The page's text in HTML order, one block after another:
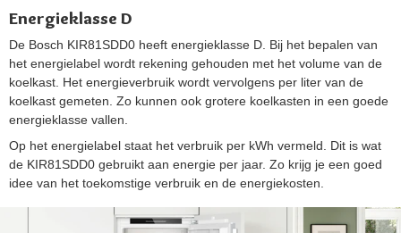
Energieklasse D
De Bosch KIR81SDD0 heeft energieklasse D. Bij het bepalen van
het energielabel wordt rekening gehouden met het volume van de
koelkast. Het energieverbruik wordt vervolgens per liter van de
koelkast gemeten. Zo kunnen ook grotere koelkasten in een goede
energieklasse vallen.
Op het energielabel staat het verbruik per kWh vermeld. Dit is wat
de KIR81SDD0 gebruikt aan energie per jaar. Zo krijg je een goed
idee van het toekomstige verbruik en de energiekosten.